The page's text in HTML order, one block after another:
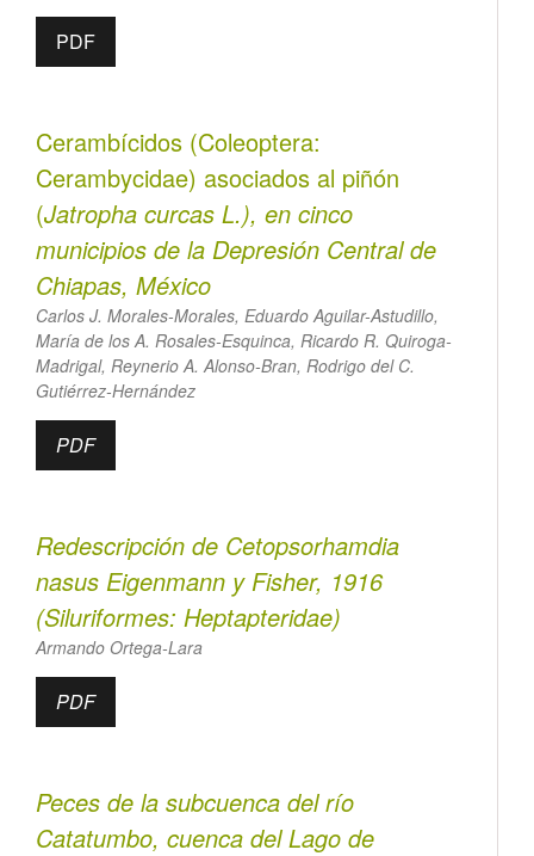
PDF
Cerambícidos (Coleoptera:
Cerambycidae) asociados al piñón
(Jatropha curcas L.), en cinco
municipios de la Depresión Central de
Chiapas, México
Carlos J. Morales-Morales, Eduardo Aguilar-Astudillo,
María de los A. Rosales-Esquinca, Ricardo R. Quiroga-
Madrigal, Reynerio A. Alonso-Bran, Rodrigo del C.
Gutiérrez-Hernández
PDF
Redescripción de Cetopsorhamdia
nasus Eigenmann y Fisher, 1916
(Siluriformes: Heptapteridae)
Armando Ortega-Lara
PDF
Peces de la subcuenca del río
Catatumbo, cuenca del Lago de